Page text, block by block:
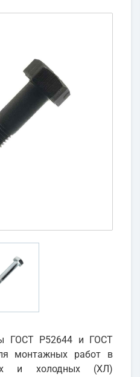
ГОСТ Р52644 и ГОСТ
монтажных работ в
и холодных (ХЛ)